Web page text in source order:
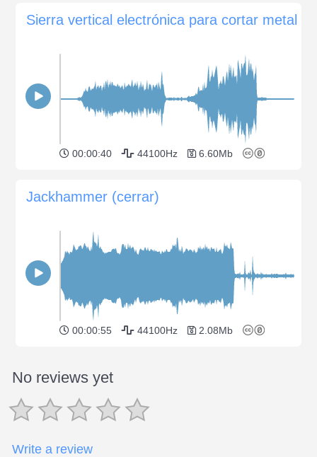
Sierra vertical electrónica para cortar metal
00:00:40 44100Hz 6.60Mb
Jackhammer (cerrar)
00:00:55 44100Hz 2.08Mb
No reviews yet
Write a review